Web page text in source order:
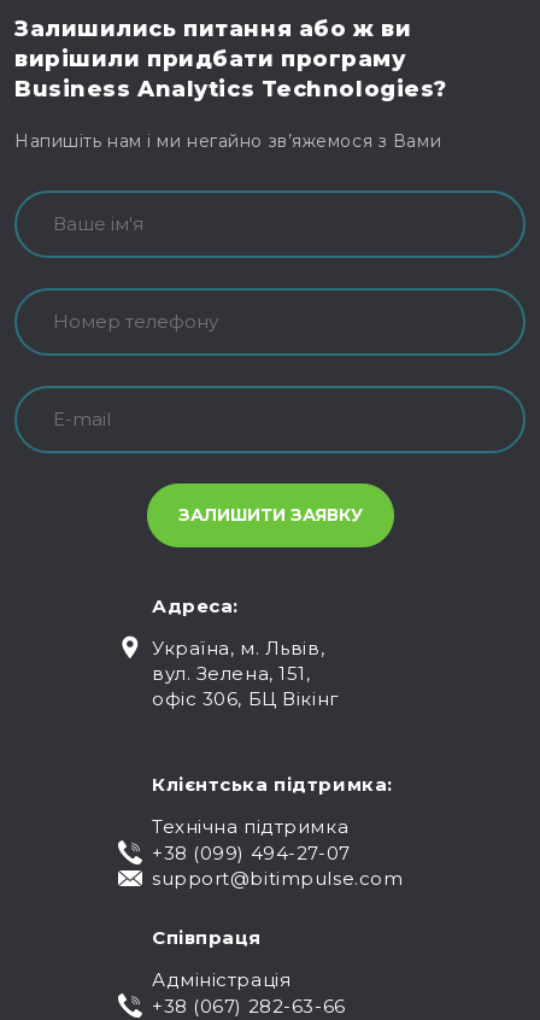
Залишились питання або ж ви
вирішили придбати програму
Business Analytics Technologies?
Напишіть нам і ми негайно зв’яжемося з Вами
Адреса:
Україна, м. Львів,
вул. Зелена, 151,
офіс 306, БЦ Вікінг
Клієнтська підтримка:
Технічна підтримка
+38 (099) 494-27-07
support@bitimpulse.com
Співпраця
Адміністрація
+38 (067) 282-63-66